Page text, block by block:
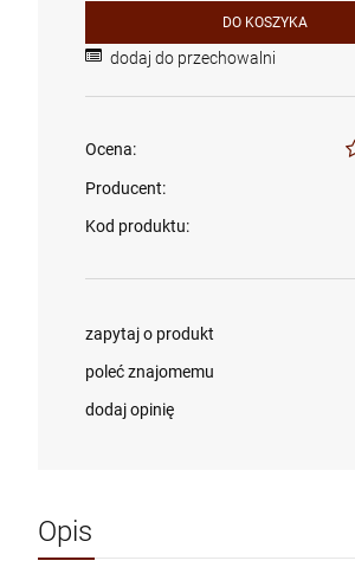
DO KOSZYKA
dodaj do przechowalni
Ocena:
Producent:
Kod produktu:
zapytaj o produkt
poleć znajomemu
dodaj opinię
Opis